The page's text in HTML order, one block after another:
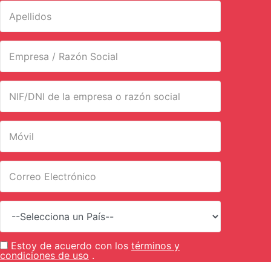
Estoy de acuerdo con los términos y
condiciones de uso .